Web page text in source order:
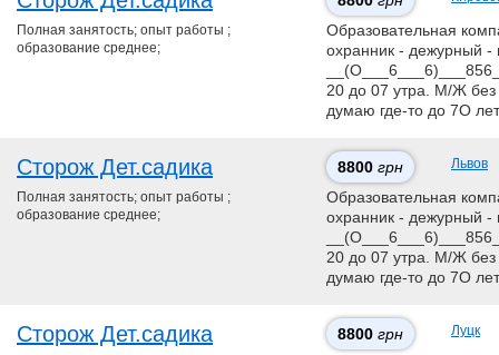
Полная занятость; опыт работы ;
образование среднее;
Образовательная
охранник - дежурный -
20 до 07 утра. М/Ж без
думаю где-то до 7О
Сторож Дет.садика 8800 грн Львов
Полная занятость; опыт работы ;
образование среднее;
Образовательная
охранник - дежурный -
20 до 07 утра. М/Ж без
думаю где-то до 7О
Сторож Дет.садика 8800 грн Луцк